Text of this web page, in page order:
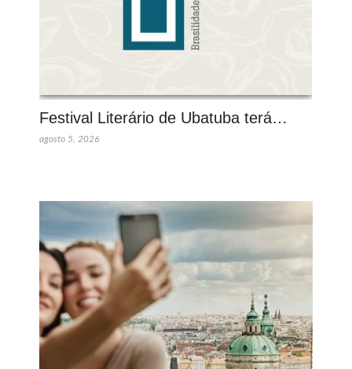
Festival Literário de Ubatuba terá…
agosto 5, 2026